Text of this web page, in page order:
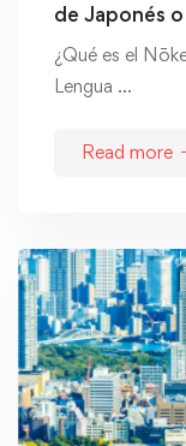
de Japonés
¿Qué es el
Lengua …
Read more